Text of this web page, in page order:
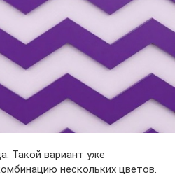
Такой вариант уже
нескольких цветов.